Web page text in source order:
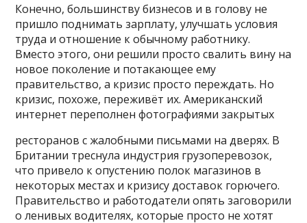
Конечно, большинству бизнесов и в голову не
пришло поднимать зарплату, улучшать условия
труда и отношение к обычному работнику.
Вместо этого, они решили просто свалить вину на
новое поколение и потакающее ему
правительство, а кризис просто переждать. Но
кризис, похоже, переживёт их. Американский
интернет переполнен фотографиями закрытых
ресторанов с жалобными письмами на дверях. В
Британии треснула индустрия грузоперевозок,
что привело к опустению полок магазинов в
некоторых местах и кризису доставок горючего.
Правительство и работодатели опять заговорили
о ленивых водителях, которые просто не хотят